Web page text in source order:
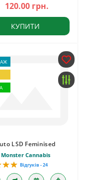
120.00 грн.
КУПИТИ
LSD Feminised
Monster Cannabis
Відгуків - 24